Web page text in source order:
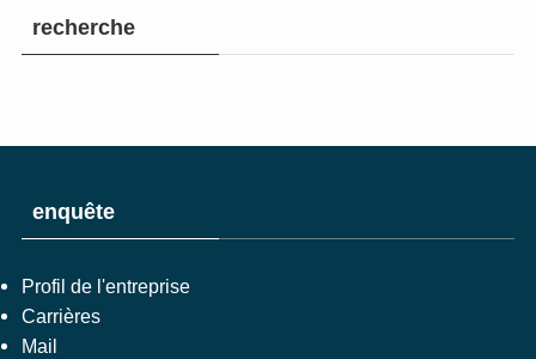
recherche
enquête
Profil de l'entreprise
Carrières
Mail